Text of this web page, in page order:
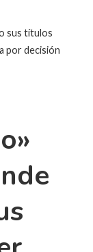
sus títulos
por decisión